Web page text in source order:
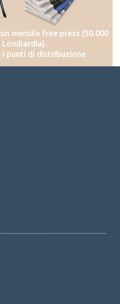
mensile free press (50.000
Lombardia).
i punti di distribuzione